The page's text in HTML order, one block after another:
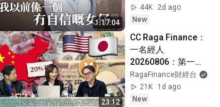
1:17:04
係一個冇自信嘅女仔
｜由零說起｜TVB｜
下｜耀武長安｜My
盛Lady｜瑜伽｜KOL
44K
2d ago
New
23:12
CC Raga Finance：
一名經人
20260806：第一
節：中國向境外分紅
保單及預繳保費之收
益收稅20% 後續影響
RagaFinance財經台
21K
1d ago
New